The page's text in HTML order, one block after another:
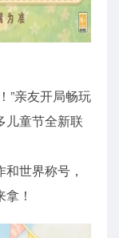
”亲友开局畅玩
儿童节全新联
世界称号，
！